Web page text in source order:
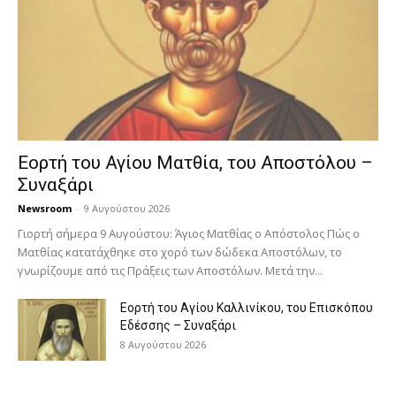
Εορτή του Αγίου Ματθία, του Αποστόλου –
Συναξάρι
Newsroom - 9 Αυγούστου 2026
Γιορτή σήμερα 9 Αυγούστου: Άγιος Ματθίας ο Απόστολος Πώς ο
Ματθίας κατατάχθηκε στο χορό των δώδεκα Αποστόλων, το
γνωρίζουμε από τις Πράξεις των Αποστόλων. Μετά την...
Εορτή του Αγίου Καλλινίκου, του Επισκόπου
Εδέσσης – Συναξάρι
8 Αυγούστου 2026